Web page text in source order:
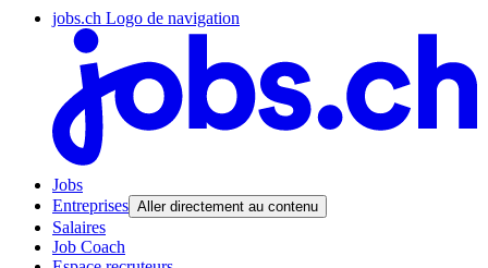
jobs.ch Logo de navigation
Jobs
Entreprises Aller directement au contenu
Salaires
Job Coach